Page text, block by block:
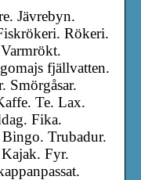
Jävrebyn.
Rökeri.
fjällvatten.
Smörgåsar.
Te. Lax.
Fika.
Trubadur.
Fyr.